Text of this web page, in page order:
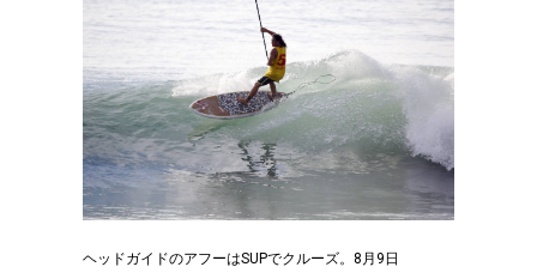
ヘッドガイドのアフーはSUPでクルーズ。8月9日